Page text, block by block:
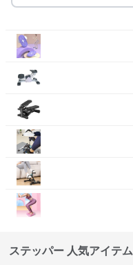
ステッパー 人気アイテム